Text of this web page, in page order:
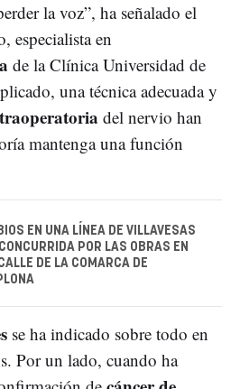
la voz”, ha señalado el
especialista en
de la Clínica Universidad de
una técnica adecuada y
del nervio han
mantenga una función
EN UNA LÍNEA DE VILLAVESAS
POR LAS OBRAS EN
DE LA COMARCA DE
se ha indicado sobre todo en
Por un lado, cuando ha